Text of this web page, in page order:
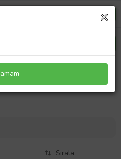
Notebook Adaptör
Sırala